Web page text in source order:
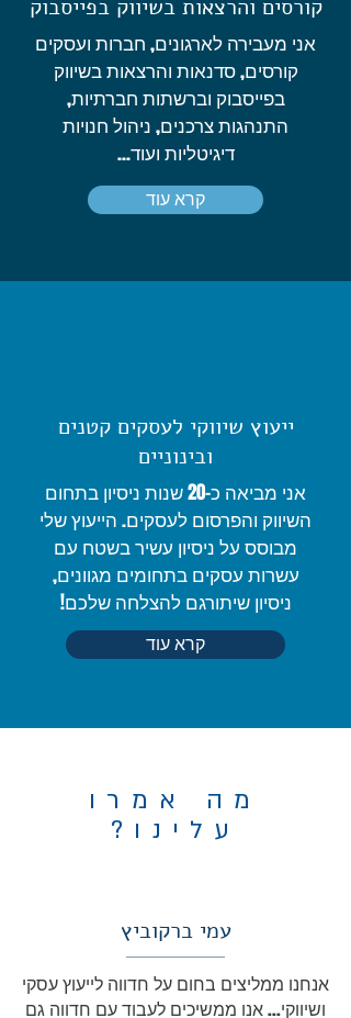
קורסים והרצאות בשיווק בפייסבוק
אני מעבירה לארגונים, חברות ועסקים
קורסים, סדנאות והרצאות בשיווק
בפייסבוק וברשתות חברתיות,
התנהגות צרכנים, ניהול חנויות
דיגיטליות ועוד...
קרא עוד
ייעוץ שיווקי לעסקים קטנים
ובינוניים
אני מביאה כ-20 שנות ניסיון בתחום
השיווק והפרסום לעסקים. הייעוץ שלי
מבוסס על ניסיון עשיר בשטח עם
עשרות עסקים בתחומים מגוונים,
ניסיון שיתורגם להצלחה שלכם!
קרא עוד
מה אמרו
עלינו?
עמי ברקוביץ
אנחנו ממליצים בחום על חדווה לייעוץ עסקי
ושיווקי... אנו ממשיכים לעבוד עם חדווה גם